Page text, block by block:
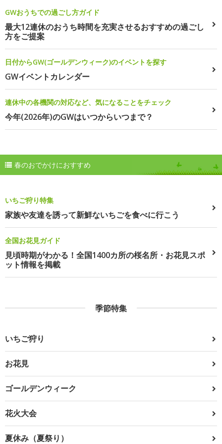
GWおうちでの過ごし方ガイド
最大12連休のおうち時間を充実させるおすすめの過ごし
方をご提案
日付からGW(ゴールデンウィーク)のイベントを探す
GWイベントカレンダー
連休中の各機関の対応など、気になることをチェック
今年(2026年)のGWはいつからいつまで？
春のおでかけにおすすめ
いちご狩り特集
家族や友達を誘って新鮮ないちごを食べに行こう
全国お花見ガイド
見頃時期がわかる！全国1400カ所の桜名所・お花見スポ
ット情報を掲載
季節特集
いちご狩り
お花見
ゴールデンウィーク
花火大会
夏休み（夏祭り）